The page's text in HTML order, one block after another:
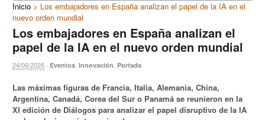
Inicio > Los embajadores en España analizan el papel de la IA en el
nuevo orden mundial
Los embajadores en España analizan el
papel de la IA en el nuevo orden mundial
24/06/2026 · Eventos,Innovación, Portada
Las máximas figuras de Francia, Italia, Alemania, China,
Argentina, Canadá, Corea del Sur o Panamá se reunieron en la
XI edición de Diálogos para analizar el papel disruptivo de la IA